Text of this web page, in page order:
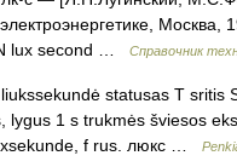
Москва,
lux second …
Справочник
statusas T sritis
lygus 1 s trukmės šviesos
f rus. люкс …